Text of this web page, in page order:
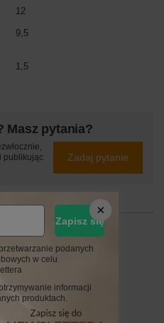
12
9,5
1,5
Masz pytania?
publikując
Zadaj pytanie
opinię
Zapisz się
podanych
w celu
informacji
produktach.